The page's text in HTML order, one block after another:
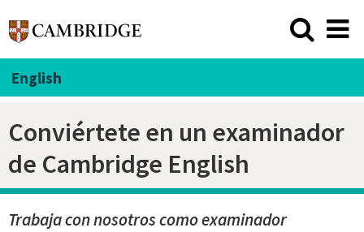
English
Conviértete en un examinador
de Cambridge English
Trabaja con nosotros como examinador